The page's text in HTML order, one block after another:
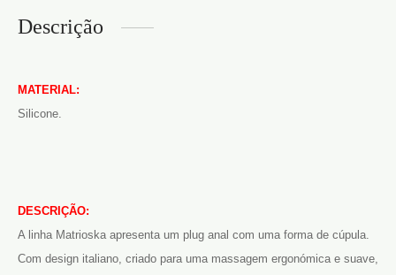
Descrição
MATERIAL:
Silicone.
DESCRIÇÃO:
A linha Matrioska apresenta um plug anal com uma forma de cúpula.
Com design italiano, criado para uma massagem ergonómica e suave,